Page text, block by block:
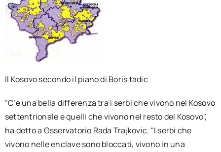
Il Kosovo secondo il piano di Boris tadic
"C’è una bella differenza tra i serbi che vivono nel Kosovo
settentrionale e quelli che vivono nel resto del Kosovo",
ha detto a Osservatorio Rada Trajkovic. "I serbi che
vivono nelle enclave sono bloccati, vivono in una